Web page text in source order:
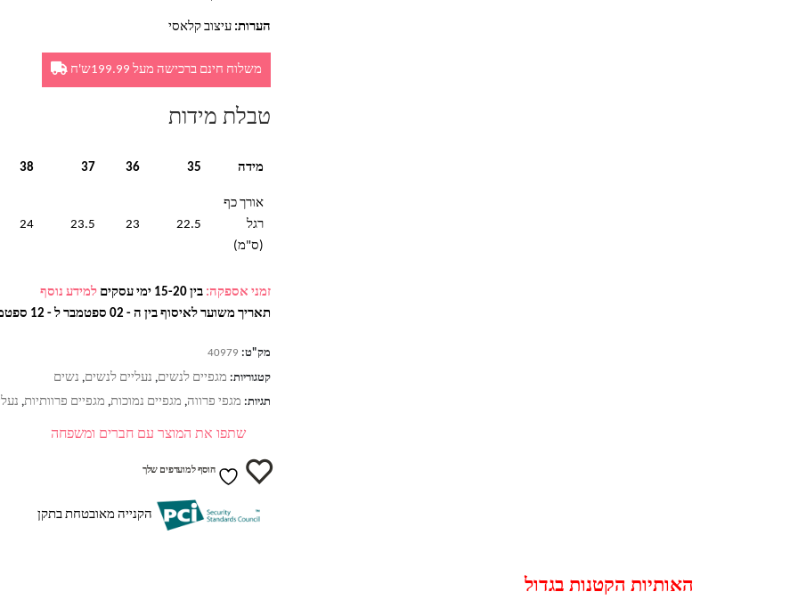
הערות: עיצוב קלאסי
משלוח חינם ברכישה מעל 199.99ש'ח
טבלת מידות
מידה 35
36
37
38
אורך כף
רגל
(ס"מ)
22.5
23
23.5
24
זמני אספקה: בין 15-20 ימי עסקים
למידע נוסף
תאריך משוער לאיסוף בין ה - 02 ספטמבר ל - 12 ספטמבר
מק"ט: 40979
קטגוריות: מגפיים לנשים, נעליים לנשים, נשים
תגיות: מגפי פרווה, מגפיים נמוכות, מגפיים פרוותיות,
שתפו את המוצר עם חברים ומשפחה
הוסף למועדפים שלך
הקנייה מאובטחת בתקן
האותיות הקטנות בגדול